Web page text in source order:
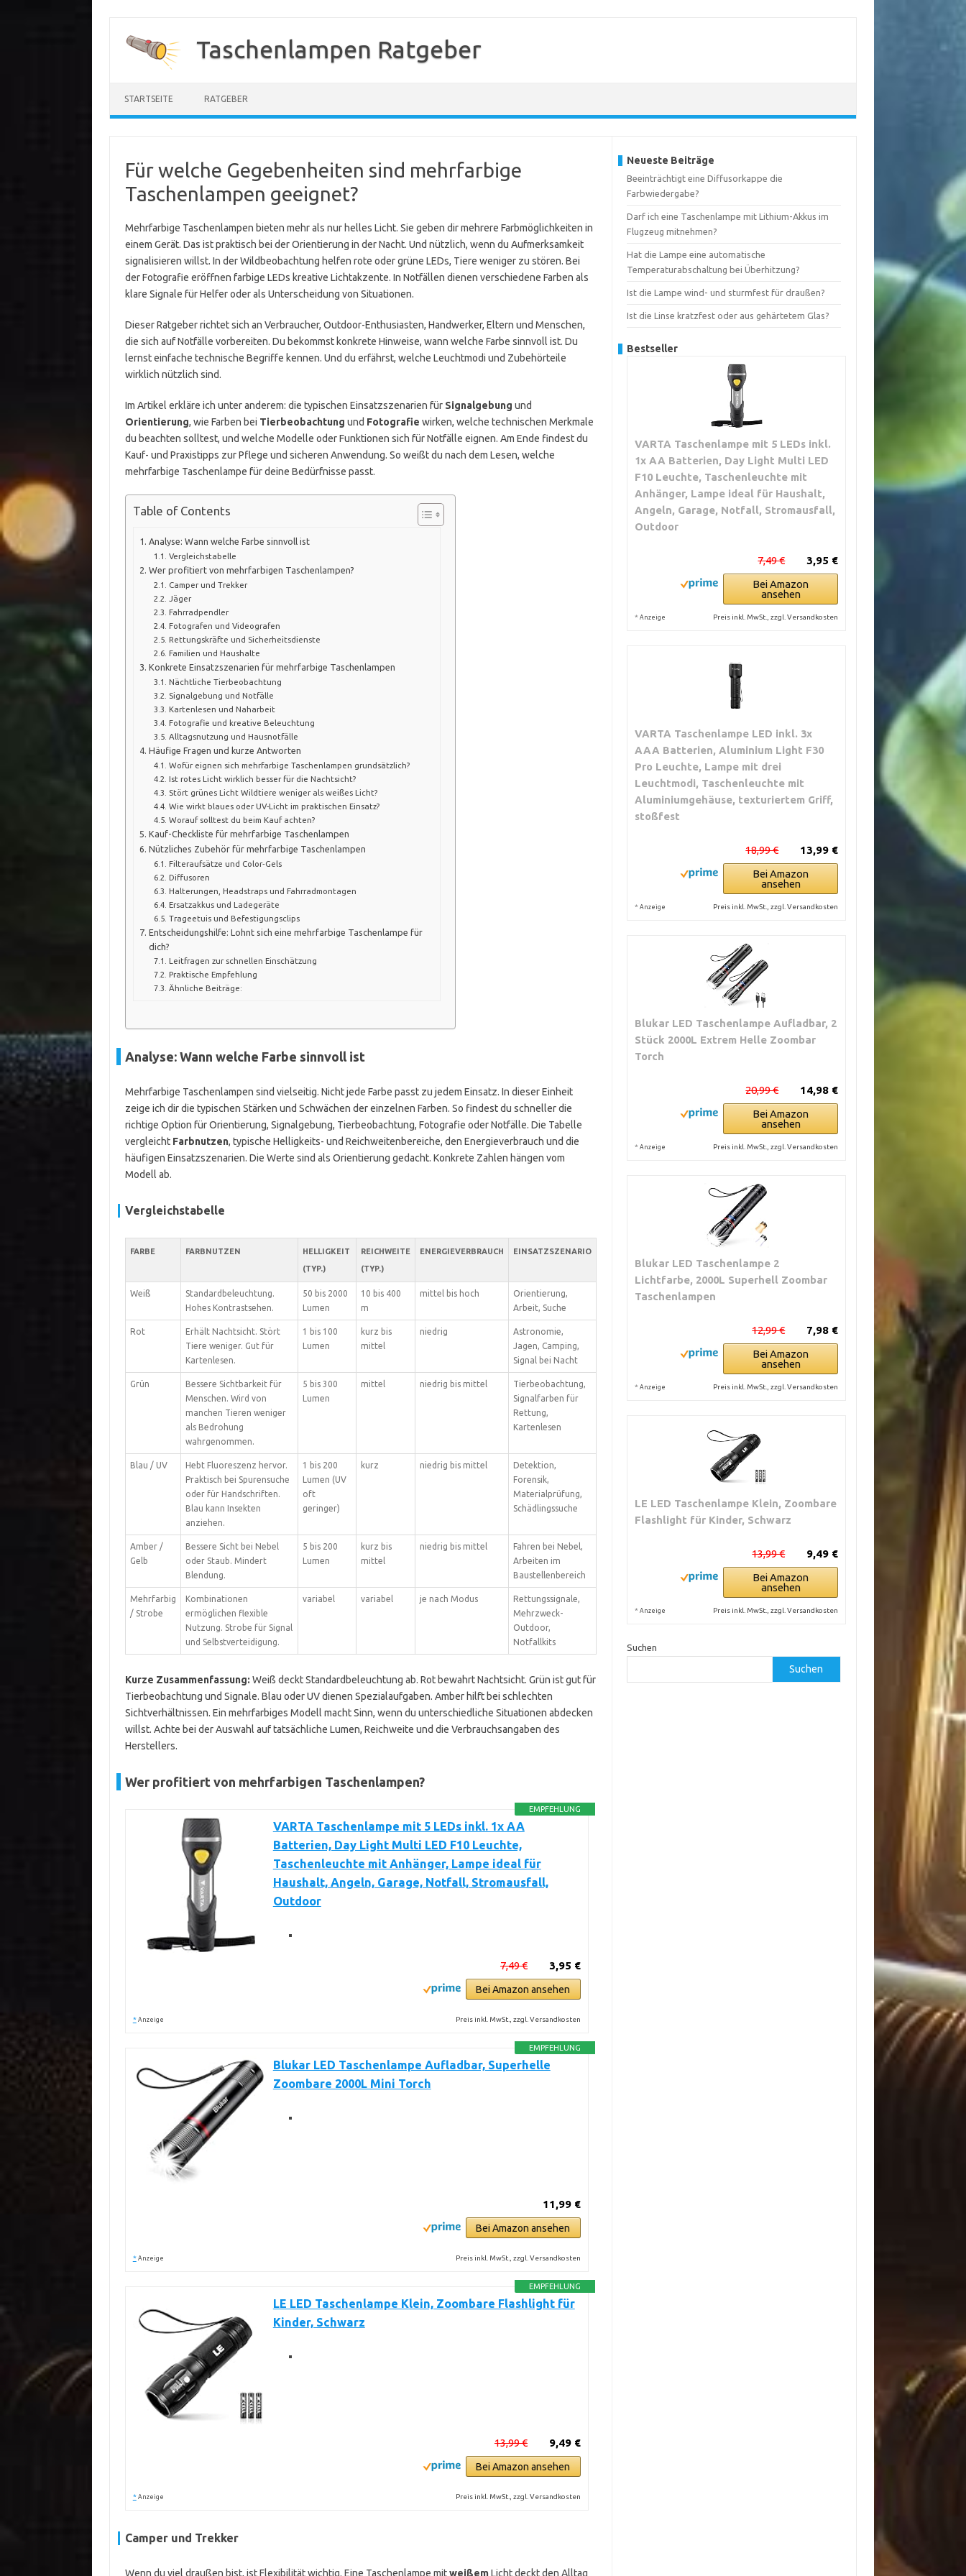
springen
Taschenlampen Ratgeber
STARTSEITE RATGEBER
Für welche Gegebenheiten sind mehrfarbige
Taschenlampen geeignet?
Mehrfarbige Taschenlampen bieten mehr als nur helles Licht. Sie geben dir mehrere Farbmöglichkeiten in
einem Gerät. Das ist praktisch bei der Orientierung in der Nacht. Und nützlich, wenn du Aufmerksamkeit
signalisieren willst. In der Wildbeobachtung helfen rote oder grüne LEDs, Tiere weniger zu stören. Bei
der Fotografie eröffnen farbige LEDs kreative Lichtakzente. In Notfällen dienen verschiedene Farben als
klare Signale für Helfer oder als Unterscheidung von Situationen.
Dieser Ratgeber richtet sich an Verbraucher, Outdoor-Enthusiasten, Handwerker, Eltern und Menschen,
die sich auf Notfälle vorbereiten. Du bekommst konkrete Hinweise, wann welche Farbe sinnvoll ist. Du
lernst einfache technische Begriffe kennen. Und du erfährst, welche Leuchtmodi und Zubehörteile
wirklich nützlich sind.
Im Artikel erkläre ich unter anderem: die typischen Einsatzszenarien für Signalgebung und
Orientierung, wie Farben bei Tierbeobachtung und Fotografie wirken, welche technischen Merkmale
du beachten solltest, und welche Modelle oder Funktionen sich für Notfälle eignen. Am Ende findest du
Kauf- und Praxistipps zur Pflege und sicheren Anwendung. So weißt du nach dem Lesen, welche
mehrfarbige Taschenlampe für deine Bedürfnisse passt.
Table of Contents
Analyse: Wann welche Farbe sinnvoll ist
Vergleichstabelle
Wer profitiert von mehrfarbigen Taschenlampen?
Camper und Trekker
Jäger
Fahrradpendler
Fotografen und Videografen
Rettungskräfte und Sicherheitsdienste
Familien und Haushalte
Konkrete Einsatzszenarien für mehrfarbige Taschenlampen
Nächtliche Tierbeobachtung
Signalgebung und Notfälle
Kartenlesen und Naharbeit
Fotografie und kreative Beleuchtung
Alltagsnutzung und Hausnotfälle
Häufige Fragen und kurze Antworten
Wofür eignen sich mehrfarbige Taschenlampen grundsätzlich?
Ist rotes Licht wirklich besser für die Nachtsicht?
Stört grünes Licht Wildtiere weniger als weißes Licht?
Wie wirkt blaues oder UV-Licht im praktischen Einsatz?
Worauf solltest du beim Kauf achten?
Kauf-Checkliste für mehrfarbige Taschenlampen
Nützliches Zubehör für mehrfarbige Taschenlampen
Filteraufsätze und Color‑Gels
Diffusoren
Halterungen, Headstraps und Fahrradmontagen
Ersatzakkus und Ladegeräte
Trageetuis und Befestigungsclips
Entscheidungshilfe: Lohnt sich eine mehrfarbige Taschenlampe für
dich?
Leitfragen zur schnellen Einschätzung
Praktische Empfehlung
Ähnliche Beiträge:
Analyse: Wann welche Farbe sinnvoll ist
Mehrfarbige Taschenlampen sind vielseitig. Nicht jede Farbe passt zu jedem Einsatz. In dieser Einheit
zeige ich dir die typischen Stärken und Schwächen der einzelnen Farben. So findest du schneller die
richtige Option für Orientierung, Signalgebung, Tierbeobachtung, Fotografie oder Notfälle. Die Tabelle
vergleicht Farbnutzen, typische Helligkeits- und Reichweitenbereiche, den Energieverbrauch und die
häufigen Einsatzszenarien. Die Werte sind als Orientierung gedacht. Konkrete Zahlen hängen vom
Modell ab.
Vergleichstabelle
FARBE FARBNUTZEN
HELLIGKEIT
(TYP.)
REICHWEITE
(TYP.)
ENERGIEVERBRAUCH EINSATZSZENARIO
Weiß
Standardbeleuchtung.
Hohes Kontrastsehen.
50 bis 2000
Lumen
10 bis 400
m
mittel bis hoch
Orientierung,
Arbeit, Suche
Rot
Erhält Nachtsicht. Stört
Tiere weniger. Gut für
Kartenlesen.
1 bis 100
Lumen
kurz bis
mittel
niedrig
Astronomie,
Jagen, Camping,
Signal bei Nacht
Grün
Bessere Sichtbarkeit für
Menschen. Wird von
manchen Tieren weniger
als Bedrohung
wahrgenommen.
5 bis 300
Lumen
mittel niedrig bis mittel
Tierbeobachtung,
Signalfarben für
Rettung,
Kartenlesen
Blau / UV
Hebt Fluoreszenz hervor.
Praktisch bei Spurensuche
oder für Handschriften.
Blau kann Insekten
anziehen.
1 bis 200
Lumen (UV
oft
geringer)
kurz niedrig bis mittel
Detektion,
Forensik,
Materialprüfung,
Schädlingssuche
Amber /
Gelb
Bessere Sicht bei Nebel
oder Staub. Mindert
Blendung.
5 bis 200
Lumen
kurz bis
mittel
niedrig bis mittel
Fahren bei Nebel,
Arbeiten im
Baustellenbereich
Mehrfarbig
/ Strobe
Kombinationen
ermöglichen flexible
Nutzung. Strobe für Signal
und Selbstverteidigung.
variabel variabel je nach Modus
Rettungssignale,
Mehrzweck-
Outdoor,
Notfallkits
Kurze Zusammenfassung: Weiß deckt Standardbeleuchtung ab. Rot bewahrt Nachtsicht. Grün ist gut für
Tierbeobachtung und Signale. Blau oder UV dienen Spezialaufgaben. Amber hilft bei schlechten
Sichtverhältnissen. Ein mehrfarbiges Modell macht Sinn, wenn du unterschiedliche Situationen abdecken
willst. Achte bei der Auswahl auf tatsächliche Lumen, Reichweite und die Verbrauchsangaben des
Herstellers.
Wer profitiert von mehrfarbigen Taschenlampen?
EMPFEHLUNG
VARTA Taschenlampe mit 5 LEDs inkl. 1x AA
Batterien, Day Light Multi LED F10 Leuchte,
Taschenleuchte mit Anhänger, Lampe ideal für
Haushalt, Angeln, Garage, Notfall, Stromausfall,
Outdoor
3,95 €
7,49 €
Bei Amazon ansehen
* Anzeige Preis inkl. MwSt., zzgl. Versandkosten
EMPFEHLUNG
Blukar LED Taschenlampe Aufladbar, Superhelle
Zoombare 2000L Mini Torch
11,99 €
Bei Amazon ansehen
* Anzeige Preis inkl. MwSt., zzgl. Versandkosten
EMPFEHLUNG
LE LED Taschenlampe Klein, Zoombare Flashlight für
Kinder, Schwarz
9,49 €
13,99 €
Bei Amazon ansehen
* Anzeige Preis inkl. MwSt., zzgl. Versandkosten
Camper und Trekker
Wenn du viel draußen bist, ist Flexibilität wichtig. Eine Taschenlampe mitweißemLicht deckt den Alltag
Neueste Beiträge
Beeinträchtigt eine Diffusorkappe die
Farbwiedergabe?
Darf ich eine Taschenlampe mit Lithium-Akkus im
Flugzeug mitnehmen?
Hat die Lampe eine automatische
Temperaturabschaltung bei Überhitzung?
Ist die Lampe wind- und sturmfest für draußen?
Ist die Linse kratzfest oder aus gehärtetem Glas?
Bestseller
VARTA Taschenlampe mit 5 LEDs inkl.
1x AA Batterien, Day Light Multi LED
F10 Leuchte, Taschenleuchte mit
Anhänger, Lampe ideal für Haushalt,
Angeln, Garage, Notfall, Stromausfall,
Outdoor
3,95 €
7,49 €
Bei Amazon
ansehen
* Anzeige Preis inkl. MwSt., zzgl. Versandkosten
VARTA Taschenlampe LED inkl. 3x
AAA Batterien, Aluminium Light F30
Pro Leuchte, Lampe mit drei
Leuchtmodi, Taschenleuchte mit
Aluminiumgehäuse, texturiertem Griff,
stoßfest
13,99 €
18,99 €
Bei Amazon
ansehen
* Anzeige Preis inkl. MwSt., zzgl. Versandkosten
Blukar LED Taschenlampe Aufladbar, 2
Stück 2000L Extrem Helle Zoombar
Torch
14,98 €
20,99 €
Bei Amazon
ansehen
* Anzeige Preis inkl. MwSt., zzgl. Versandkosten
Blukar LED Taschenlampe 2
Lichtfarbe, 2000L Superhell Zoombar
Taschenlampen
7,98 €
12,99 €
Bei Amazon
ansehen
* Anzeige Preis inkl. MwSt., zzgl. Versandkosten
LE LED Taschenlampe Klein, Zoombare
Flashlight für Kinder, Schwarz
9,49 €
13,99 €
Bei Amazon
ansehen
* Anzeige Preis inkl. MwSt., zzgl. Versandkosten
Suchen
Suchen